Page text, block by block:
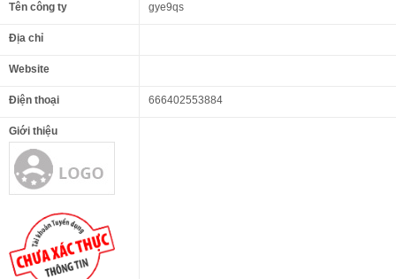
Tên công ty gye9qs
Địa chỉ
Website
Điện thoại 666402553884
Giới thiệu